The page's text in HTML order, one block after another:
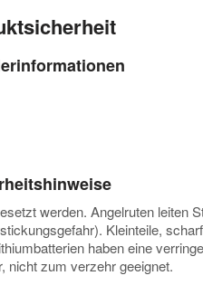
werden. Angelruten leiten
Kleinteile,
haben eine
nicht zum verzehr geeignet.